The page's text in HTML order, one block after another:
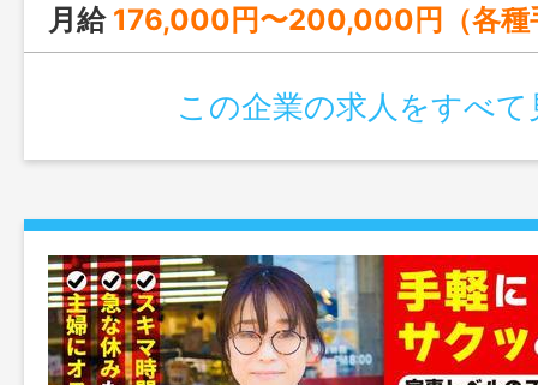
月給 176,000円〜200,000円（各種
この企業の求人をすべて